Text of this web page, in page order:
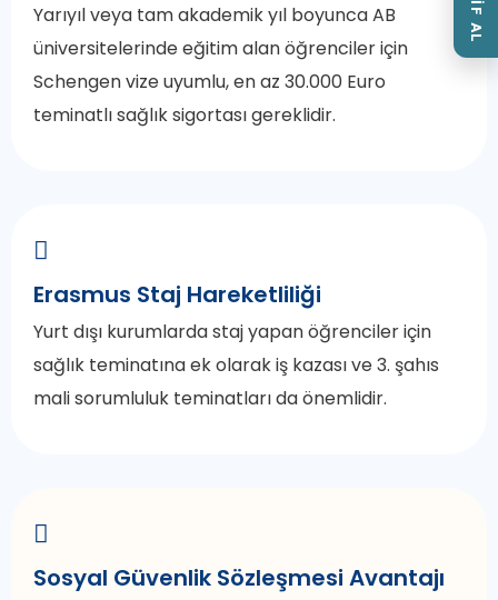
Yarıyıl veya tam akademik yıl boyunca AB
üniversitelerinde eğitim alan öğrenciler için
Schengen vize uyumlu, en az 30.000 Euro
teminatlı sağlık sigortası gereklidir.
Erasmus Staj Hareketliliği
Yurt dışı kurumlarda staj yapan öğrenciler için
sağlık teminatına ek olarak iş kazası ve 3. şahıs
mali sorumluluk teminatları da önemlidir.
Sosyal Güvenlik Sözleşmesi Avantajı